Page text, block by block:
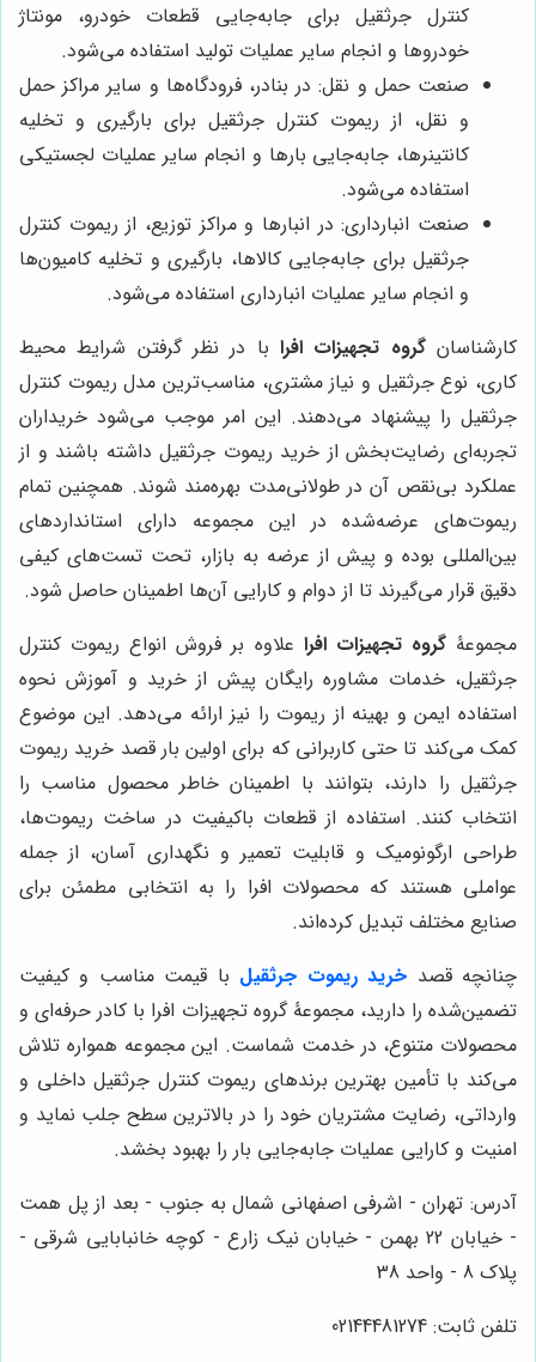
کنترل جرثقیل برای جابه‌جایی قطعات خودرو، مونتاژ
خودروها و انجام سایر عملیات تولید استفاده می‌شود.
صنعت حمل و نقل: در بنادر، فرودگاه‌ها و سایر مراکز حمل
و نقل، از ریموت کنترل جرثقیل برای بارگیری و تخلیه
کانتینرها، جابه‌جایی بارها و انجام سایر عملیات لجستیکی
استفاده می‌شود.
صنعت انبارداری: در انبارها و مراکز توزیع، از ریموت کنترل
جرثقیل برای جابه‌جایی کالاها، بارگیری و تخلیه کامیون‌ها
و انجام سایر عملیات انبارداری استفاده می‌شود.
کارشناسانگروه تجهیزات افرا با در نظر گرفتن شرایط محیط
کاری، نوع جرثقیل و نیاز مشتری، مناسب‌ترین مدل ریموت کنترل
جرثقیل را پیشنهاد می‌دهند. این امر موجب می‌شود خریداران
تجربه‌ای رضایت‌بخش از خرید ریموت جرثقیل داشته باشند و از
عملکرد بی‌نقص آن در طولانی‌مدت بهره‌مند شوند. همچنین تمام
ریموت‌های عرضه‌شده در این مجموعه دارای استانداردهای
بین‌المللی بوده و پیش از عرضه به بازار، تحت تست‌های کیفی
دقیق قرار می‌گیرند تا از دوام و کارایی آن‌ها اطمینان حاصل شود.
مجموعۀگروه تجهیزات افرا علاوه بر فروش انواع ریموت کنترل
جرثقیل، خدمات مشاوره رایگان پیش از خرید و آموزش نحوه
استفاده ایمن و بهینه از ریموت را نیز ارائه می‌دهد. این موضوع
کمک می‌کند تا حتی کاربرانی که برای اولین بار قصد خرید ریموت
جرثقیل را دارند، بتوانند با اطمینان خاطر محصول مناسب را
انتخاب کنند. استفاده از قطعات باکیفیت در ساخت ریموت‌ها،
طراحی ارگونومیک و قابلیت تعمیر و نگهداری آسان، از جمله
عواملی هستند که محصولات افرا را به انتخابی مطمئن برای
صنایع مختلف تبدیل کرده‌اند.
چنانچه قصد خرید ریموت جرثقیل با قیمت مناسب و کیفیت
تضمین‌شده را دارید، مجموعۀ گروه تجهیزات افرا با کادر حرفه‌ای و
محصولات متنوع، در خدمت شماست. این مجموعه همواره تلاش
می‌کند با تأمین بهترین برندهای ریموت کنترل جرثقیل داخلی و
وارداتی، رضایت مشتریان خود را در بالاترین سطح جلب نماید و
امنیت و کارایی عملیات جابه‌جایی بار را بهبود بخشد.
آدرس: تهران - اشرفی اصفهانی شمال به جنوب - بعد از پل همت
- خیابان 22 بهمن - خیابان نیک زارع - کوچه خانبابایی شرقی -
پلاک 8 - واحد 38
تلفن ثابت: 02144481274